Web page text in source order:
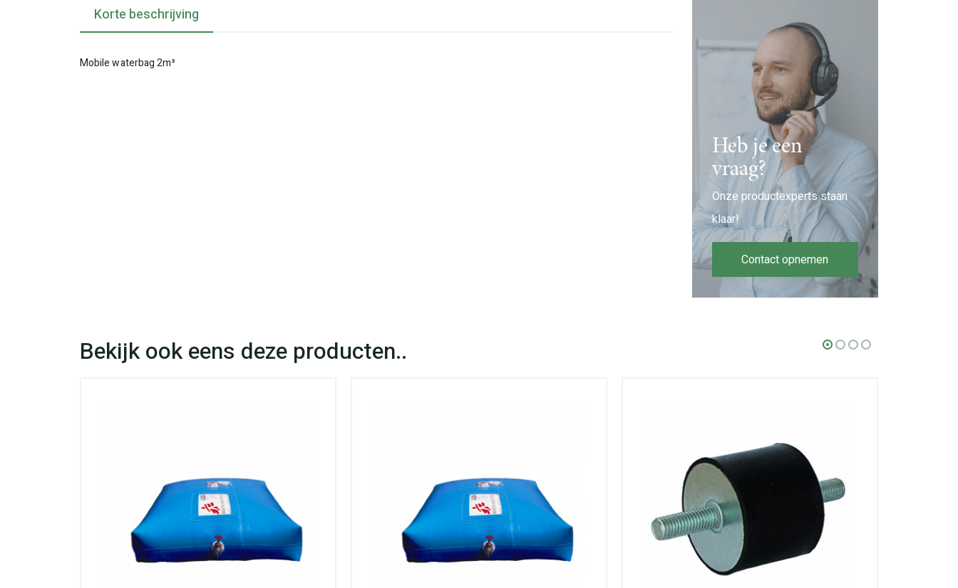
Korte beschrijving
Mobile waterbag 2m³
Heb je een
vraag?
Onze productexperts staan
klaar!
Contact opnemen